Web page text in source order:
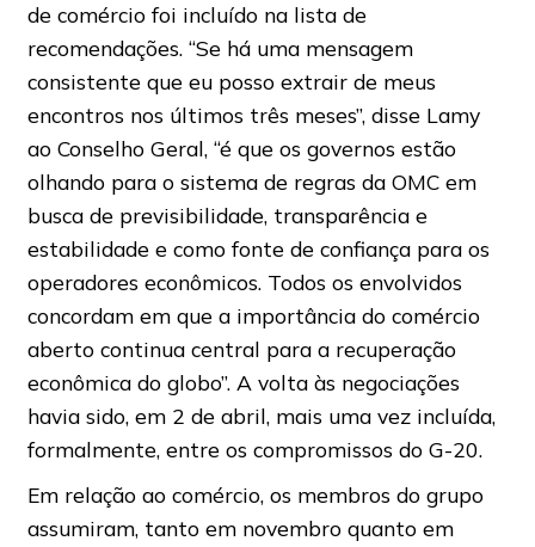
de comércio foi incluído na lista de
recomendações. “Se há uma mensagem
consistente que eu posso extrair de meus
encontros nos últimos três meses”, disse Lamy
ao Conselho Geral, “é que os governos estão
olhando para o sistema de regras da OMC em
busca de previsibilidade, transparência e
estabilidade e como fonte de confiança para os
operadores econômicos. Todos os envolvidos
concordam em que a importância do comércio
aberto continua central para a recuperação
econômica do globo”. A volta às negociações
havia sido, em 2 de abril, mais uma vez incluída,
formalmente, entre os compromissos do G-20.
Em relação ao comércio, os membros do grupo
assumiram, tanto em novembro quanto em